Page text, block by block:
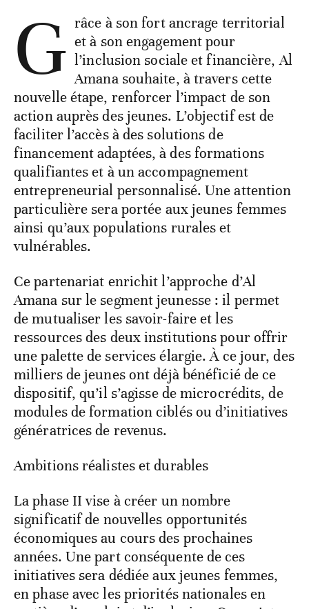
G râce à son fort ancrage territorial
et à son engagement pour
l’inclusion sociale et financière, Al
Amana souhaite, à travers cette
nouvelle étape, renforcer l’impact de son
action auprès des jeunes. L’objectif est de
faciliter l’accès à des solutions de
financement adaptées, à des formations
qualifiantes et à un accompagnement
entrepreneurial personnalisé. Une attention
particulière sera portée aux jeunes femmes
ainsi qu’aux populations rurales et
vulnérables.
Ce partenariat enrichit l’approche d’Al
Amana sur le segment jeunesse : il permet
de mutualiser les savoir-faire et les
ressources des deux institutions pour offrir
une palette de services élargie. À ce jour, des
milliers de jeunes ont déjà bénéficié de ce
dispositif, qu’il s’agisse de microcrédits, de
modules de formation ciblés ou d’initiatives
génératrices de revenus.
Ambitions réalistes et durables
La phase II vise à créer un nombre
significatif de nouvelles opportunités
économiques au cours des prochaines
années. Une part conséquente de ces
initiatives sera dédiée aux jeunes femmes,
en phase avec les priorités nationales en